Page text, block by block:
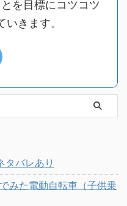
を目標にコツコツ
きます。
タバレあり
みた電動自転車（子供乗